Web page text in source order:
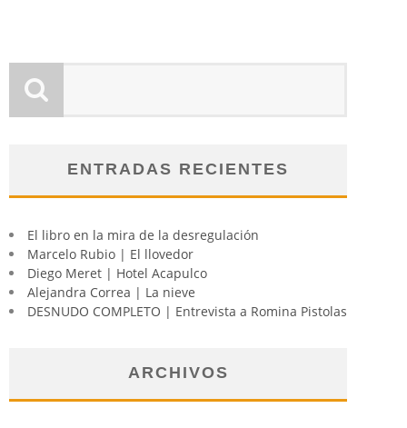
ENTRADAS RECIENTES
El libro en la mira de la desregulación
Marcelo Rubio | El llovedor
Diego Meret | Hotel Acapulco
Alejandra Correa | La nieve
DESNUDO COMPLETO | Entrevista a Romina Pistolas
ARCHIVOS